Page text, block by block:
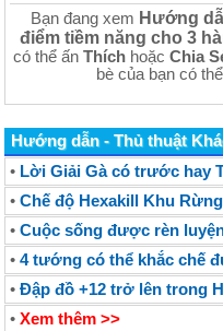
Bạn đang xem Hướng
điểm tiềm năng cho 3
có thể ấn Thích hoặc Chia
bè của bạn có
Hướng dẫn - Thủ thuật
• Lời Giải Gà có trước hay
• Chế độ Hexakill Khu
• Cuộc sống được rèn
• 4 tướng có thể khắc chế
• Đập đồ +12 trở lên trong
• Xem thêm >>